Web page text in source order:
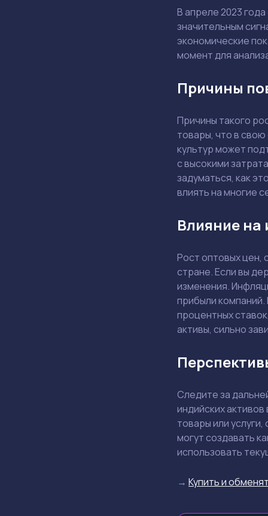
В апреле 2023
значительным
экономические
момент для
Причины
Причины такого
товары, что в
культур может
с высокими
задуматься, как
влиять на многие
Влияние на
Рост оптовых цен,
стране. Если вы
изменения.
прибыли
процентных
активы, сильно
Следите за
индийских
товары или
могут создавать
использовать
→ Купить и